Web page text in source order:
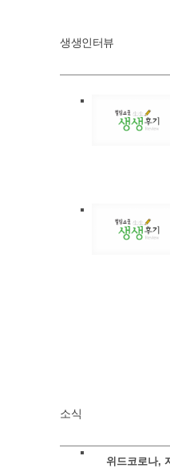
전문가들도 그런 […]
생생인터뷰
소식